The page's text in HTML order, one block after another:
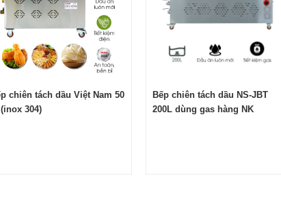
chiên tách dầu Việt Nam 50
304)
Bếp chiên tách dầu NS-JBT
200L dùng gas hàng NK